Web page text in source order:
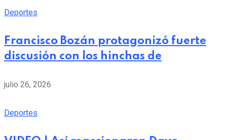
Deportes
Francisco Bozán protagonizó fuerte
discusión con los hinchas de
julio 26, 2026
Deportes